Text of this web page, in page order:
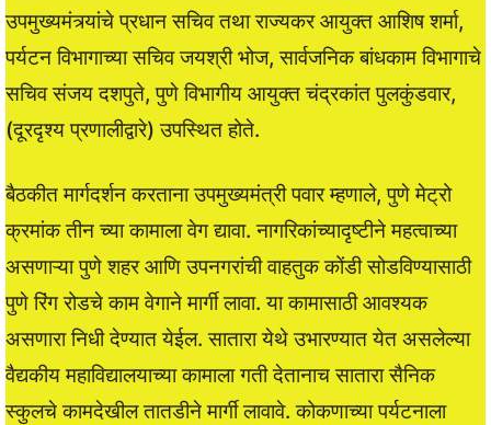
उपमुख्यमंत्र्यांचे प्रधान सचिव तथा राज्यकर आयुक्त आशिष शर्मा,
पर्यटन विभागाच्या सचिव जयश्री भोज, सार्वजनिक बांधकाम विभागाचे
सचिव संजय दशपुते, पुणे विभागीय आयुक्त चंद्रकांत पुलकुंडवार,
(दूरदृश्य प्रणालीद्वारे) उपस्थित होते.
बैठकीत मार्गदर्शन करताना उपमुख्यमंत्री पवार म्हणाले, पुणे मेट्रो
क्रमांक तीन च्या कामाला वेग द्यावा. नागरिकांच्यादृष्टीने महत्वाच्या
असणाऱ्या पुणे शहर आणि उपनगरांची वाहतुक कोंडी सोडविण्यासाठी
पुणे रिंग रोडचे काम वेगाने मार्गी लावा. या कामासाठी आवश्यक
असणारा निधी देण्यात येईल. सातारा येथे उभारण्यात येत असलेल्या
वैद्यकीय महाविद्यालयाच्या कामाला गती देतानाच सातारा सैनिक
स्कुलचे कामदेखील तातडीने मार्गी लावावे. कोकणाच्या पर्यटनाला